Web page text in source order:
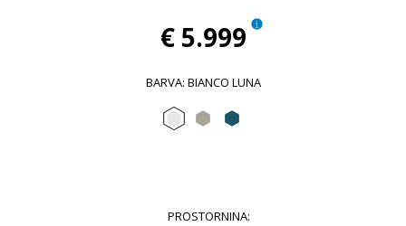
€ 5.999
BARVA: BIANCO LUNA
Bianco Luna
Grigio Cloud
PROSTORNINA: